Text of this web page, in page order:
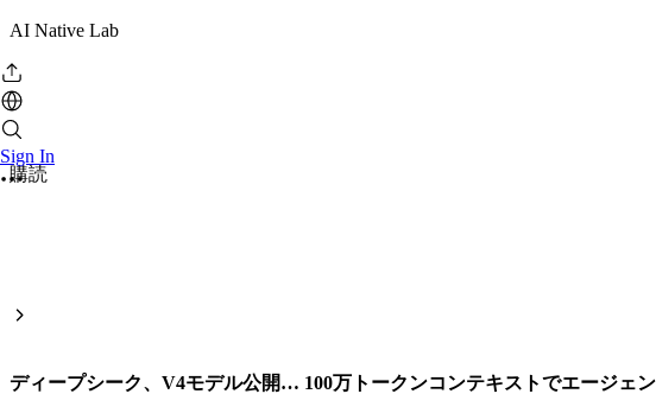
Sign In
AI Native Lab
購読
ディープシーク、V4モデル公開… 100万トークンコンテキストでエージェ